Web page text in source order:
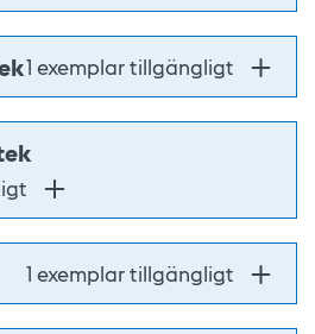
1 exemplar tillgängligt
1 exemplar tillgängligt